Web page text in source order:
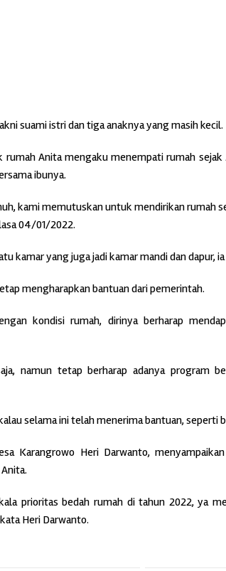
suami istri dan tiga anaknya yang masih kecil.
rumah Anita mengaku menempati rumah sejak
ibunya.
kami memutuskan untuk mendirikan rumah
04/01/2022.
kamar yang juga jadi kamar mandi dan dapur,
mengharapkan bantuan dari pemerintah.
kondisi rumah, dirinya berharap
namun tetap berharap adanya program
selama ini telah menerima bantuan, seperti
Karangrowo Heri Darwanto,
prioritas bedah rumah di tahun 2022, ya
Heri Darwanto.